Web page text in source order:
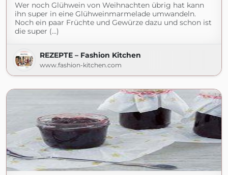
Wer noch Glühwein von Weihnachten übrig hat kann
ihn super in eine Glühweinmarmelade umwandeln.
Noch ein paar Früchte und Gewürze dazu und schon ist
die super (...)
REZEPTE – Fashion Kitchen
www.fashion-kitchen.com